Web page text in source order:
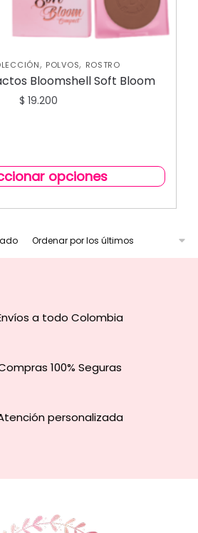
, POLVOS, ROSTRO
Bloomshell Soft Bloom
$ 19.200
opciones
a todo Colombia
100% Seguras
personalizada